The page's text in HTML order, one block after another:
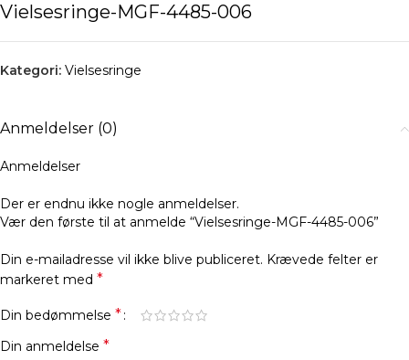
Vielsesringe-MGF-4485-006
Kategori: Vielsesringe
Anmeldelser (0)
Anmeldelser
Der er endnu ikke nogle anmeldelser.
Vær den første til at anmelde “Vielsesringe-MGF-4485-006”
Din e-mailadresse vil ikke blive publiceret. Krævede felter er
markeret med *
Din bedømmelse *
Din anmeldelse *